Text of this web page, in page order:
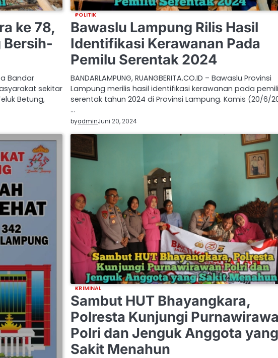
ke 78,
Bersih-
Bandar
sekitar
Betung,
POLITIK
Bawaslu Lampung Rilis Hasil
Identifikasi Kerawanan Pada
Pemilu Serentak 2024
BANDARLAMPUNG, RUANGBERITA.CO.ID – Bawaslu Provinsi
Lampung merilis hasil identifikasi kerawanan pada
serentak tahun 2024 di Provinsi Lampung. Kamis (20/6/
…
byadminJuni 20, 2024
KRIMINAL
Sambut HUT Bhayangkara,
Polresta Kunjungi
Polri dan Jenguk Anggota
Sakit Menahun